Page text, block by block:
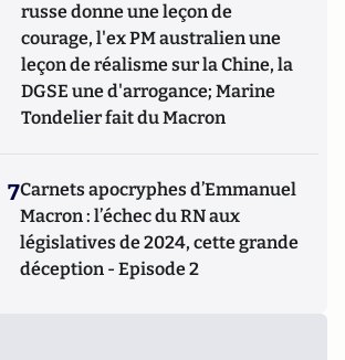
russe donne une leçon de
courage, l'ex PM australien une
leçon de réalisme sur la Chine, la
DGSE une d'arrogance; Marine
Tondelier fait du Macron
7Carnets apocryphes d’Emmanuel
Macron : l’échec du RN aux
législatives de 2024, cette grande
déception - Episode 2